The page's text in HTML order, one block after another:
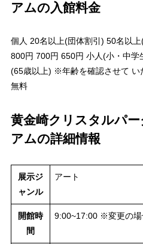
アムの入館料金
個人 20名以上(団体割引) 50名以
800円 700円 650円 小人(小・中
(65歳以上) ※年齢を確認させて い
無料
黄金崎クリスタルパ
アムの詳細情報
展示ジ
ャンル
アート
開館時
間
9:00~17:00 ※変更の場